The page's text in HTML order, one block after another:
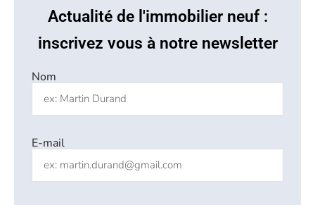
Actualité de l'immobilier neuf :
inscrivez vous à notre newsletter
Nom
E-mail